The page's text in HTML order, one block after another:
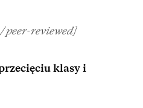
peer-reviewed]
klasy i